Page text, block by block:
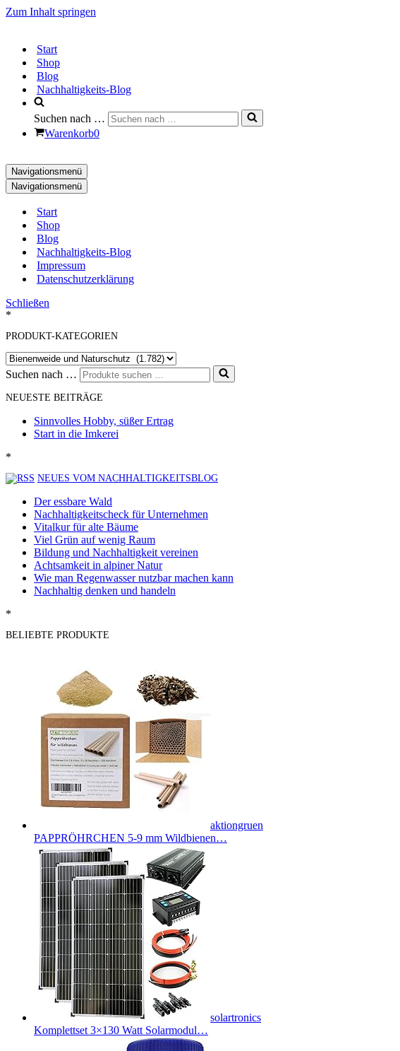
Zum Inhalt springen
Start
Shop
Blog
Nachhaltigkeits-Blog
Suchen nach …
Warenkorb0
Navigationsmenü
Navigationsmenü
Start
Shop
Blog
Nachhaltigkeits-Blog
Impressum
Datenschutzerklärung
Schließen
*
PRODUKT-KATEGORIEN
Suchen nach …
NEUESTE BEITRÄGE
Sinnvolles Hobby, süßer Ertrag
Start in die Imkerei
*
NEUES VOM NACHHALTIGKEITSBLOG
Der essbare Wald
Nachhaltigkeitscheck für Unternehmen
Vitalkur für alte Bäume
Viel Grün auf wenig Raum
Bildung und Nachhaltigkeit vereinen
Achtsamkeit in alpiner Natur
Wie man Regenwasser nutzbar machen kann
Nachhaltig denken und handeln
*
BELIEBTE PRODUKTE
aktiongruen
PAPPRÖHRCHEN 5-9 mm Wildbienen…
solartronics
Komplettset 3×130 Watt Solarmodul…